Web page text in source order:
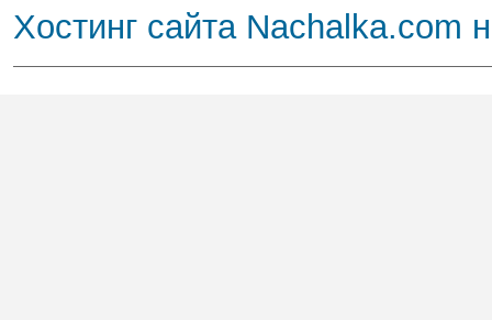
Хостинг сайта Nachalka.com